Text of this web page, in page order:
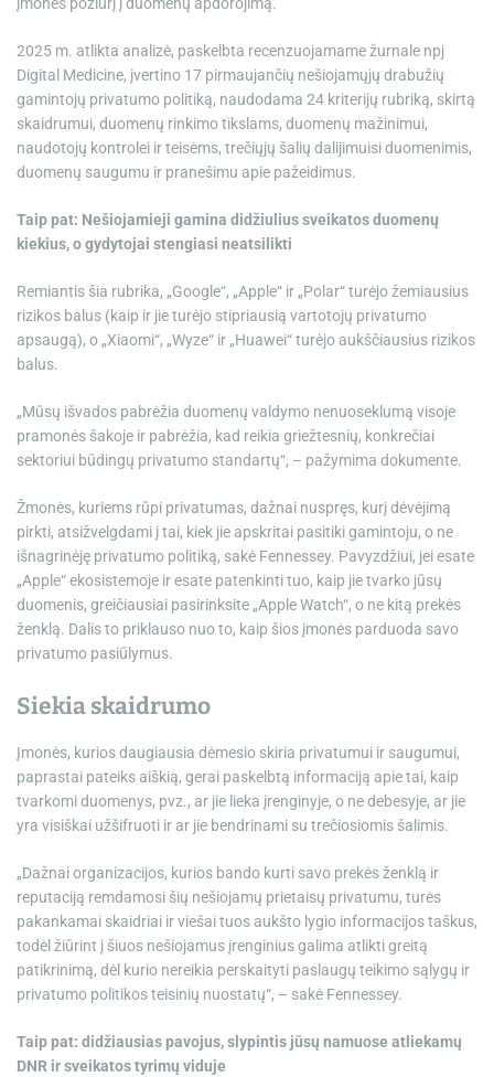
įmonės požiūrį į duomenų apdorojimą.
2025 m. atlikta analizė, paskelbta recenzuojamame žurnale npj
Digital Medicine, įvertino 17 pirmaujančių nešiojamųjų drabužių
gamintojų privatumo politiką, naudodama 24 kriterijų rubriką, skirtą
skaidrumui, duomenų rinkimo tikslams, duomenų mažinimui,
naudotojų kontrolei ir teisėms, trečiųjų šalių dalijimuisi duomenimis,
duomenų saugumu ir pranešimu apie pažeidimus.
Taip pat: Nešiojamieji gamina didžiulius sveikatos duomenų
kiekius, o gydytojai stengiasi neatsilikti
Remiantis šia rubrika, „Google“, „Apple“ ir „Polar“ turėjo žemiausius
rizikos balus (kaip ir jie turėjo stipriausią vartotojų privatumo
apsaugą), o „Xiaomi“, „Wyze“ ir „Huawei“ turėjo aukščiausius rizikos
balus.
„Mūsų išvados pabrėžia duomenų valdymo nenuoseklumą visoje
pramonės šakoje ir pabrėžia, kad reikia griežtesnių, konkrečiai
sektoriui būdingų privatumo standartų“, – pažymima dokumente.
Žmonės, kuriems rūpi privatumas, dažnai nuspręs, kurį dėvėjimą
pirkti, atsižvelgdami į tai, kiek jie apskritai pasitiki gamintoju, o ne
išnagrinėję privatumo politiką, sakė Fennessey. Pavyzdžiui, jei esate
„Apple“ ekosistemoje ir esate patenkinti tuo, kaip jie tvarko jūsų
duomenis, greičiausiai pasirinksite „Apple Watch“, o ne kitą prekės
ženklą. Dalis to priklauso nuo to, kaip šios įmonės parduoda savo
privatumo pasiūlymus.
Siekia skaidrumo
Įmonės, kurios daugiausia dėmesio skiria privatumui ir saugumui,
paprastai pateiks aiškią, gerai paskelbtą informaciją apie tai, kaip
tvarkomi duomenys, pvz., ar jie lieka įrenginyje, o ne debesyje, ar jie
yra visiškai užšifruoti ir ar jie bendrinami su trečiosiomis šalimis.
„Dažnai organizacijos, kurios bando kurti savo prekės ženklą ir
reputaciją remdamosi šių nešiojamų prietaisų privatumu, turės
pakankamai skaidriai ir viešai tuos aukšto lygio informacijos taškus,
todėl žiūrint į šiuos nešiojamus įrenginius galima atlikti greitą
patikrinimą, dėl kurio nereikia perskaityti paslaugų teikimo sąlygų ir
privatumo politikos teisinių nuostatų“, – sakė Fennessey.
Taip pat: didžiausias pavojus, slypintis jūsų namuose atliekamų
DNR ir sveikatos tyrimų viduje